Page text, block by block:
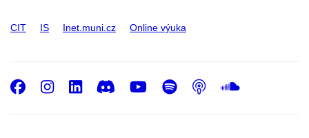
CIT IS Inet.muni.cz Online výuka
Facebook
Instagram
LinkedIn
DiscordYoutube
Spotify
Podcast